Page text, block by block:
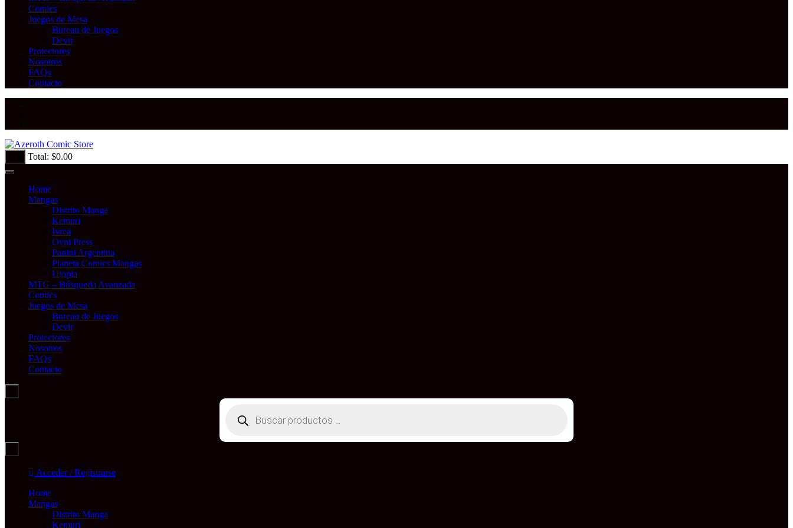
Comics
Juegos de Mesa
Bureau de Juegos
Devir
Protectores
Nosotros
FAQs
Contacto
Total: $0.00
Home
Mangas
Distrito Manga
Kemuri
Ivrea
Ovni Press
Panini Argentina
Planeta Comics Mangas
Utopia
MTG – Búsqueda Avanzada
Comics
Juegos de Mesa
Bureau de Juegos
Devir
Protectores
Nosotros
FAQs
Contacto
productos
Acceder / Registrarse
Home
Mangas
Distrito Manga
Kemuri